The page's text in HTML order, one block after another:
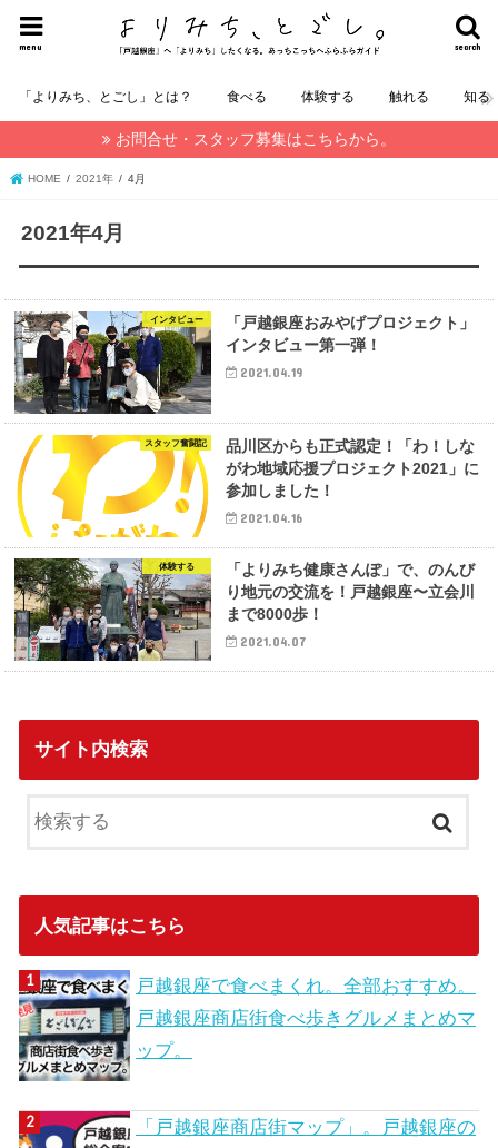
search
menu
「よりみち、とごし」とは？ 食べる 体験する 触れる 知る
お問合せ・スタッフ募集はこちらから。
HOME 2021年 4月
2021年4月
インタビュー
「戸越銀座おみやげプロジェクト」
インタビュー第一弾！
2021.04.19
スタッフ奮闘記
品川区からも正式認定！「わ！しな
がわ地域応援プロジェクト2021」に
参加しました！
2021.04.16
体験する
「よりみち健康さんぽ」で、のんび
り地元の交流を！戸越銀座〜立会川
まで8000歩！
2021.04.07
サイト内検索
人気記事はこちら
戸越銀座で食べまくれ。全部おすすめ。
戸越銀座商店街食べ歩きグルメまとめマ
ップ。
「戸越銀座商店街マップ」。戸越銀座の